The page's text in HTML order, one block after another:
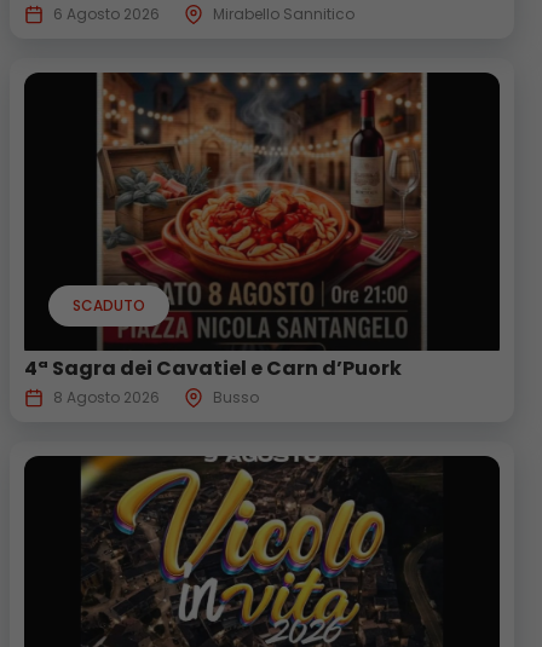
6 Agosto 2026 Mirabello Sannitico
SCADUTO
4ª Sagra dei Cavatiel e Carn d’Puork
8 Agosto 2026 Busso